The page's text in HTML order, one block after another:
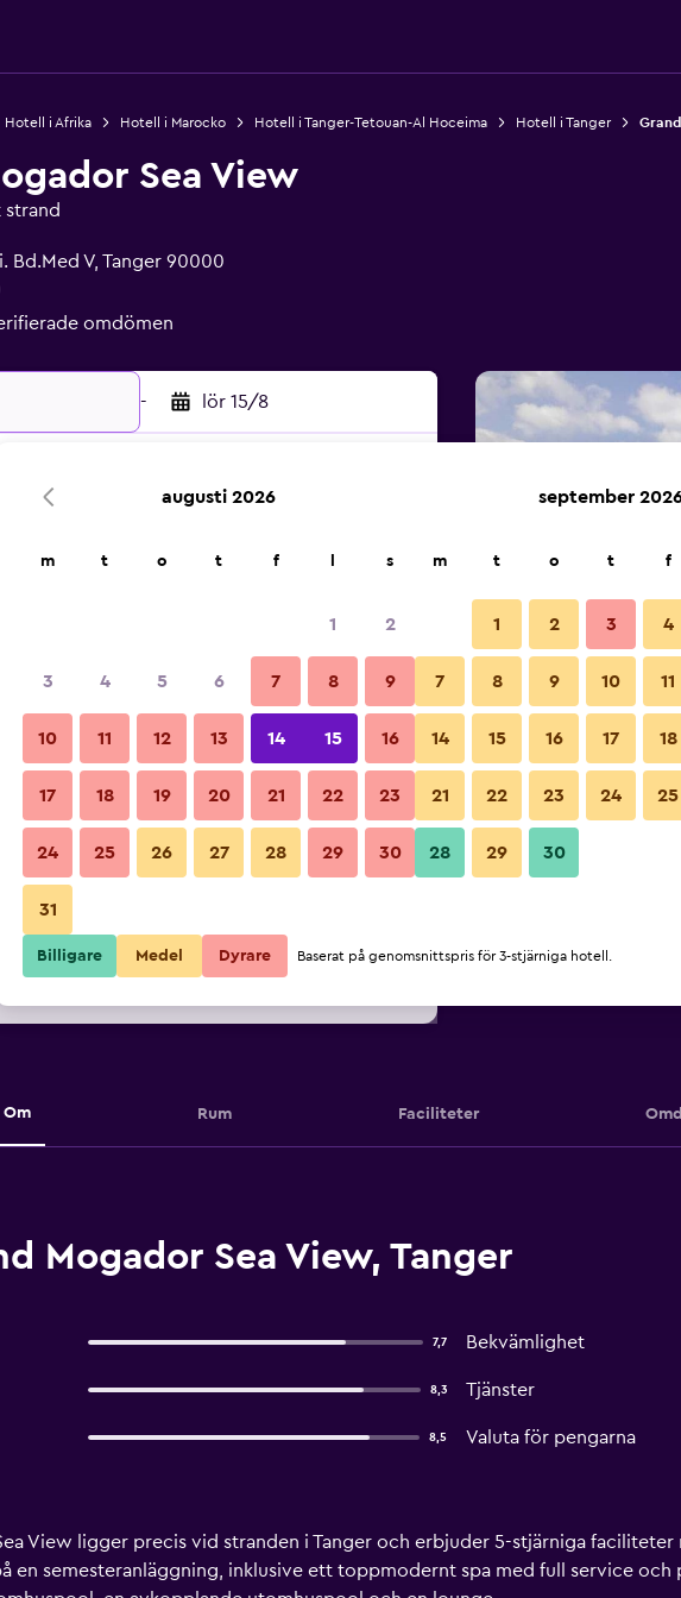
Hotell i Afrika Hotell i Marocko Hotell i Tanger-Tetouan-Al Hoceima Hotell i Tanger
Sea View
strand
Bd.Med V, Tanger 90000
omdömen
- lör 15/8
Billigaste Pris per natt
Leverantör
Per natt
834 kr Visa erbjudande
950 kr Visa erbjudande
964 kr
för Grand Mogador Sea View
Balkong
Bilder från Grand Mogador Sea
Om Rum Faciliteter
Mogador Sea View, Tanger
7,7 Bekvämlighet
8,3 Tjänster
8,5 Valuta för pengarna
View ligger precis vid stranden i Tanger och erbjuder 5-stjärniga
en semesteranläggning, inklusive ett toppmodernt spa med full service och
augusti 2026
m t o t f s
1 2
3 4 5 6 7 8 9
10 11 12 13 14 15 16
17 18 19 20 21 22 23
24 25 26 27 28 29 30
31
september
m t o t f
1 2 3 4
7 8 9 10 11
14 15 16 17 18
21 22 23 24 25
28 29 30
Billigare Medel Dyrare Baserat på genomsnittspris för 3-stjärniga hotell.